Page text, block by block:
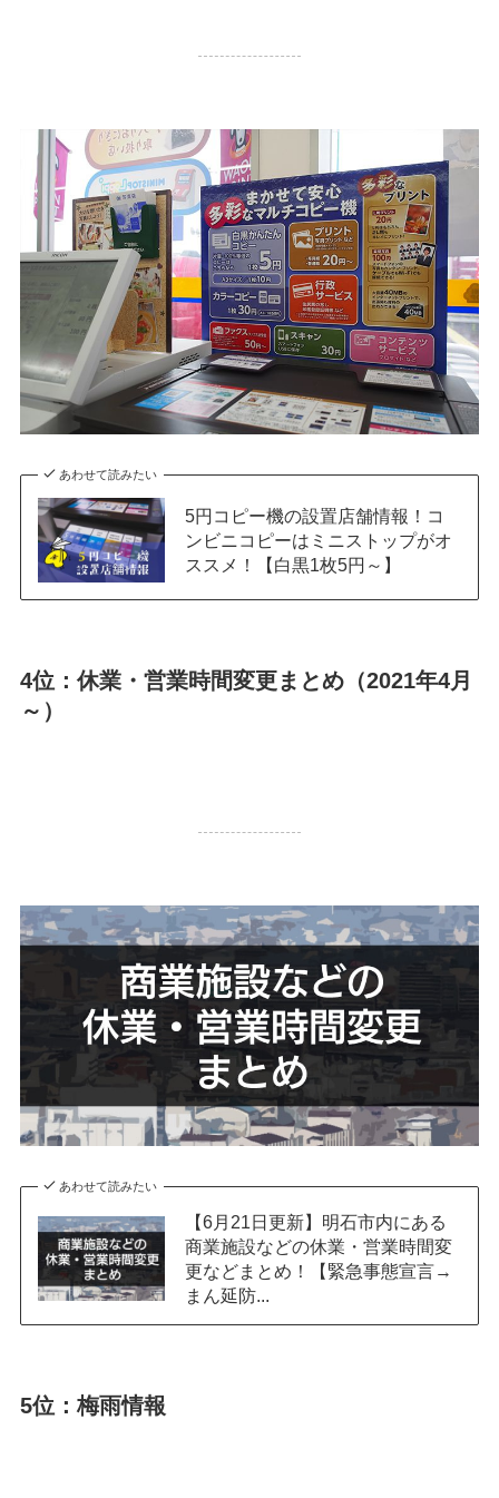
あわせて読みたい
5円コピー機の設置店舗情報！コ
ンビニコピーはミニストップがオ
ススメ！【白黒1枚5円～】
4位：休業・営業時間変更まとめ（2021年4月
～）
あわせて読みたい
【6月21日更新】明石市内にある
商業施設などの休業・営業時間変
更などまとめ！【緊急事態宣言→
まん延防...
5位：梅雨情報